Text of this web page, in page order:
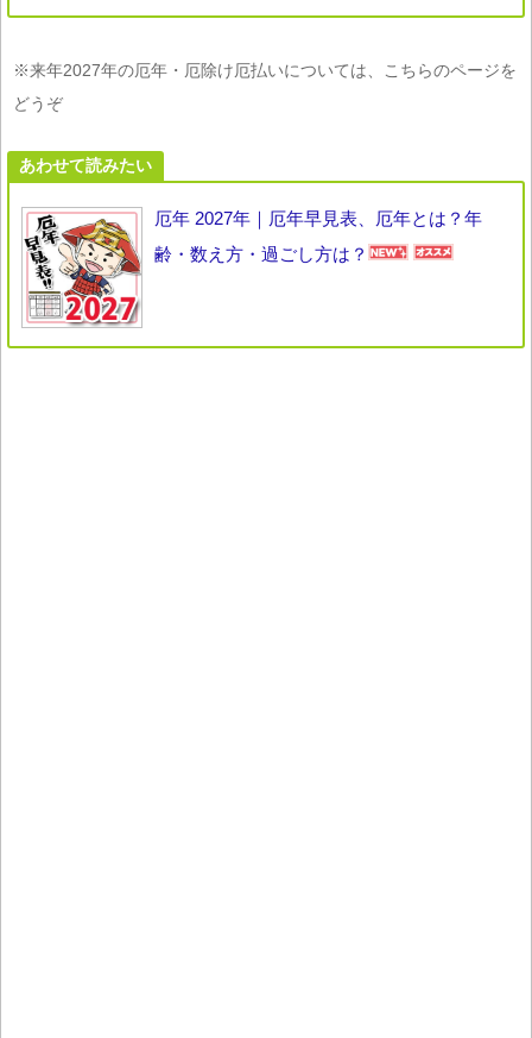
※来年2027年の厄年・厄除け厄払いについては、こちらのページを
どうぞ
あわせて読みたい
厄年 2027年｜厄年早見表、厄年とは？年
齢・数え方・過ごし方は？